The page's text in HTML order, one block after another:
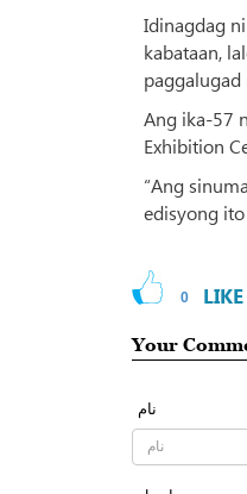
Idinagdag
kabataan,
Ang ika-57
Exhibition
“Ang
edisyong
0 LIKE
Your
نام